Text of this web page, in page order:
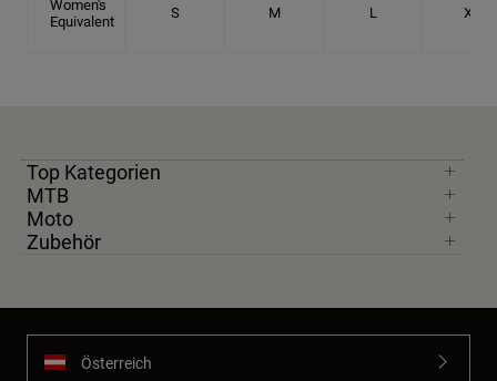
Women's
Equivalent
S M L XL
Top Kategorien
MTB
Moto
Zubehör
Österreich